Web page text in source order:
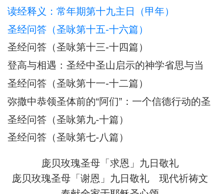
震撼人心的经历：耶稣在海面上行
下沉，被耶稣所救。这不仅是一段神
迹，更是一幅信仰旅程的象征图画。
在这图画中，我们看到：风浪 = 生活
的试炼、恐惧、不安；船 = 教会与我
们的信仰生活；
读经释义：常年期第十九主日（甲年）
圣经问答（圣咏第十五-十六篇）
圣经问答（圣咏第十三-十四篇）
登高与相遇：圣经中圣山启示的神学省思与当
代意义
圣经问答（圣咏第十一-十二篇）
弥撒中恭领圣体前的“阿们”：一个信德行动的圣
经根源与神学意蕴
圣经问答（圣咏第九-十篇）
圣经问答（圣咏第七-八篇）
庞贝玫瑰圣母「求恩」九日敬礼
庞贝玫瑰圣母「谢恩」九日敬礼
现代祈祷文